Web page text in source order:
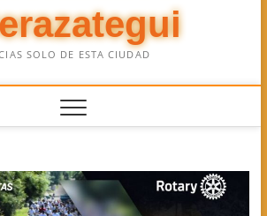
SOLO DE ESTA CIUDAD